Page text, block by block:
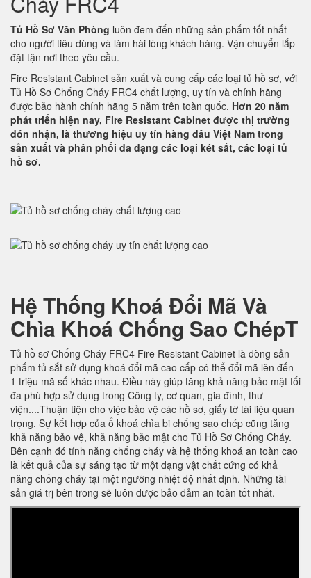
Tủ Hồ Sơ Văn Phòng luôn đem đến những sản phẩm tốt nhất
cho người tiêu dùng và làm hài lòng khách hàng. Vận chuyển lắp
đặt tận nơi theo yêu cầu.
Fire Resistant Cabinet sản xuất và cung cấp các loại tủ hồ sơ, với
Tủ Hồ Sơ Chống Cháy FRC4 chất lượng, uy tín và chính hãng
được bảo hành chính hãng 5 năm trên toàn quốc. Hơn 20 năm
phát triển hiện nay, Fire Resistant Cabinet được thị trường
đón nhận, là thương hiệu uy tín hàng đầu Việt Nam trong
sản xuất và phân phối đa dạng các loại két sắt, các loại tủ
hồ sơ.
Hệ Thống Khoá Đổi Mã Và
Chìa Khoá Chống Sao ChépT
Tủ hồ sơ Chống Cháy FRC4 Fire Resistant Cabinet là dòng sản
phẩm tủ sắt sử dụng khoá đổi mã cao cấp có thể đổi mã lên đến
1 triệu mã số khác nhau. Điều này giúp tăng khả năng bảo mật tối
đa phù hợp sử dụng trong Công ty, cơ quan, gia đình, thư
viện....Thuận tiện cho việc bảo vệ các hồ sơ, giấy tờ tài liệu quan
trọng. Sự kết hợp của ổ khoá chìa bi chống sao chép cũng tăng
khả năng bảo vệ, khả năng bảo mật cho Tủ Hồ Sơ Chống Cháy.
Bên cạnh đó tính năng chống cháy và hệ thống khoá an toàn cao
là kết quả của sự sáng tạo từ một dạng vật chất cứng có khả
năng chống cháy tại một ngưỡng nhiệt độ nhất định. Những tài
sản giá trị bên trong sẽ luôn được bảo đảm an toàn tốt nhất.